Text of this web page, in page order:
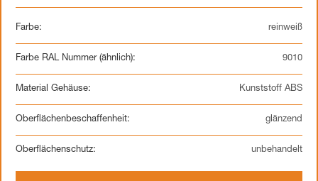
Farbe: reinweiß
Farbe RAL Nummer (ähnlich): 9010
Material Gehäuse: Kunststoff ABS
Oberflächenbeschaffenheit: glänzend
Oberflächenschutz: unbehandelt